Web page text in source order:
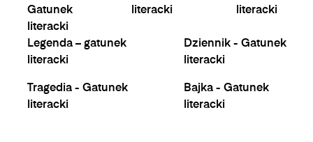
Gatunek
literacki
literacki
literacki
Legenda – gatunek
literacki
Tragedia - Gatunek
literacki
Dziennik - Gatunek
literacki
Bajka - Gatunek
literacki